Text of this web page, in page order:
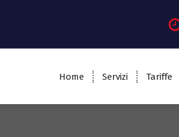
Home Servizi Tariffe